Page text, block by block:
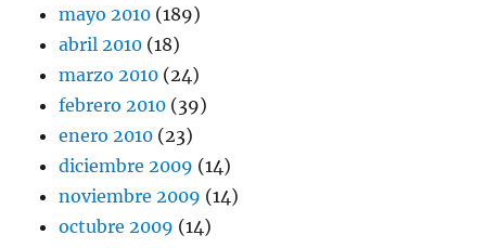
mayo 2010 (189)
abril 2010 (18)
marzo 2010 (24)
febrero 2010 (39)
enero 2010 (23)
diciembre 2009 (14)
noviembre 2009 (14)
octubre 2009 (14)